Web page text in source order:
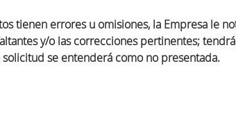
tienen errores u omisiones, la Empresa le
y/o las correcciones pertinentes;
se entenderá como no presentada.